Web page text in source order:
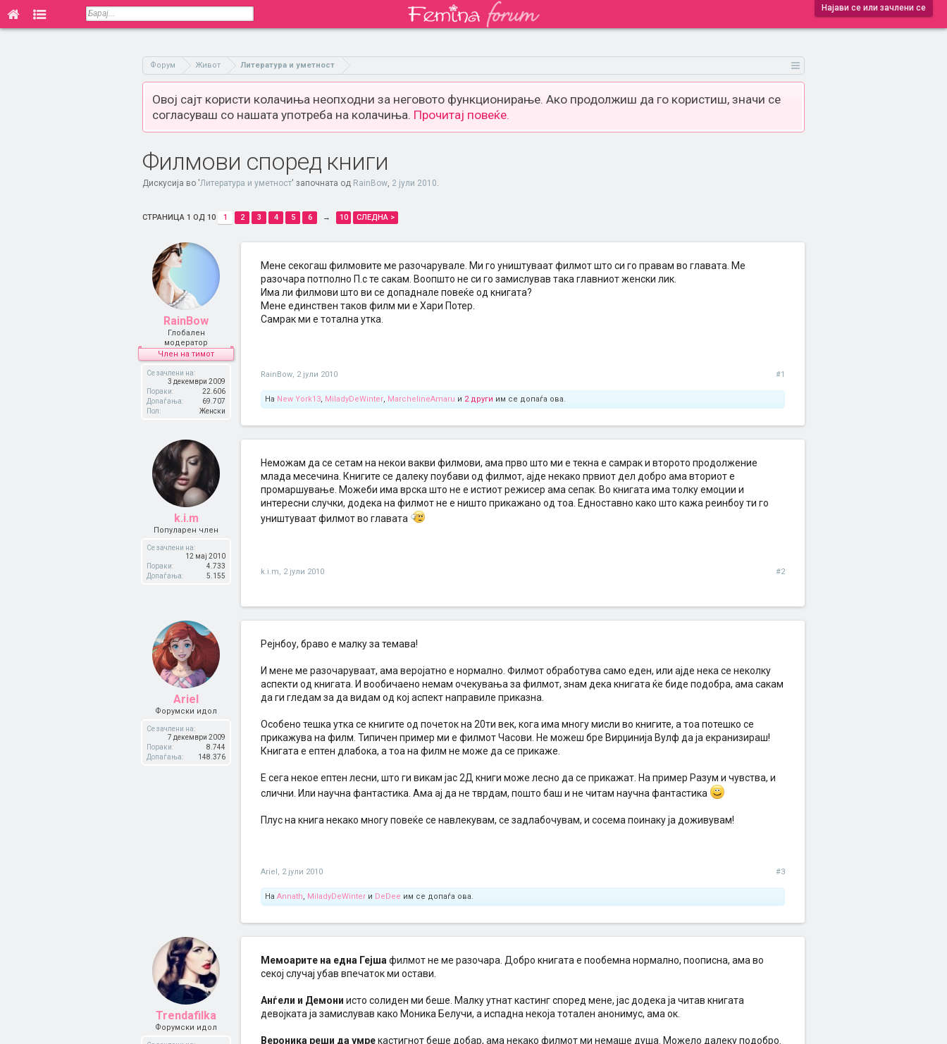
Најави се или зачлени се
Форум Живот Литература и уметност
Овој сајт користи колачиња неопходни за неговото функционирање. Ако продолжиш да го користиш, значи се
согласуваш со нашата употреба на колачиња. Прочитај повеќе.
Филмови според книги
Дискусија во 'Литература и уметност' започната од RainBow, 2 јули 2010.
СТРАНИЦА 1 ОД 10 1 2 3 4 5 6 → 10 СЛЕДНА >
RainBow
Глобален
модератор
Член на тимот
Се зачлени на:
3 декември 2009
Пораки:
22.606
Допаѓања:
69.707
Пол:
Женски
Мене секогаш филмовите ме разочарувале. Ми го уништуваат филмот што си го правам во главата. Ме
разочара потполно П.с те сакам. Воопшто не си го замислував така главниот женски лик.
Има ли филмови што ви се допаднале повеќе од книгата?
Мене единствен таков филм ми е Хари Потер.
Самрак ми е тотална утка.
RainBow, 2 јули 2010 #1
На New York13, MiladyDeWinter, MarchelineAmaru и 2 други им се допаѓа ова.
k.i.m
Популарен член
Се зачлени на:
12 мај 2010
Пораки:
4.733
Допаѓања:
5.155
Неможам да се сетам на некои вакви филмови, ама прво што ми е текна е самрак и второто продолжение
млада месечина. Книгите се далеку поубави од филмот, ајде некако првиот дел добро ама вториот е
промаршување. Можеби има врска што не е истиот режисер ама сепак. Во книгата има толку емоции и
интересни случки, додека на филмот не е ништо прикажано од тоа. Едноставно како што кажа реинбоу ти го
уништуваат филмот во главата
k.i.m, 2 јули 2010 #2
Ariel
Форумски идол
Се зачлени на:
7 декември 2009
Пораки:
8.744
Допаѓања:
148.376
Рејнбоу, браво е малку за темава!
И мене ме разочаруваат, ама веројатно е нормално. Филмот обработува само еден, или ајде нека се неколку
аспекти од книгата. И вообичаено немам очекувања за филмот, знам дека книгата ќе биде подобра, ама сакам
да ги гледам за да видам од кој аспект направиле приказна.
Особено тешка утка се книгите од почеток на 20ти век, кога има многу мисли во книгите, а тоа потешко се
прикажува на филм. Типичен пример ми е филмот Часови. Не можеш бре Вирџинија Вулф да ја екранизираш!
Книгата е ептен длабока, а тоа на филм не може да се прикаже.
Е сега некое ептен лесни, што ги викам јас 2Д книги може лесно да се прикажат. На пример Разум и чувства, и
слични. Или научна фантастика. Ама ај да не тврдам, пошто баш и не читам научна фантастика
Плус на книга некако многу повеќе се навлекувам, се задлабочувам, и сосема поинаку ја доживувам!
Ariel, 2 јули 2010 #3
На Annath, MiladyDeWinter и DeDee им се допаѓа ова.
Trendafilka
Форумски идол
Мемоарите на една Гејша филмот не ме разочара. Добро книгата е пообемна нормално, поописна, ама во
секој случај убав впечаток ми остави.
Анѓели и Демони исто солиден ми беше. Малку утнат кастинг според мене, јас додека ја читав книгата
девојката ја замислував како Моника Белучи, а испадна некоја тотален анонимус, ама ок.
Вероника реши да умрекастигнот беше добар, ама некако филмот ми немаше душа. Можело далеку подобро.